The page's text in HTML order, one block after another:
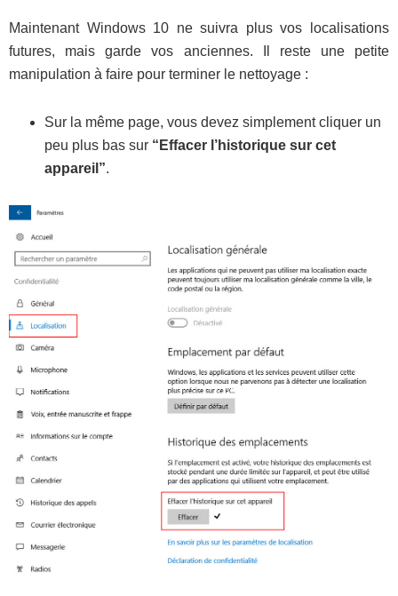
Maintenant Windows 10 ne suivra plus vos localisations
futures, mais garde vos anciennes. Il reste une petite
manipulation à faire pour terminer le nettoyage :
Sur la même page, vous devez simplement cliquer un
peu plus bas sur “Effacer l’historique sur cet
appareil”.